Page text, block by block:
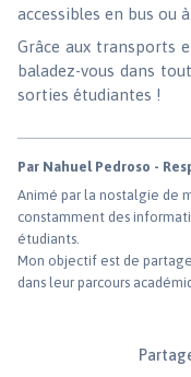
accessibles en bus ou
Grâce aux transports
baladez-vous dans
sorties étudiantes !
Par Nahuel Pedroso -
Animé par la nostalgie de
constamment des
étudiants.
Mon objectif est de
dans leur parcours